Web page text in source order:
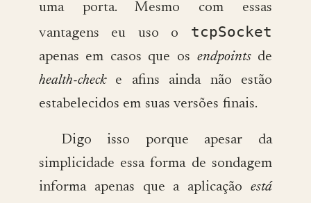
uma porta. Mesmo com essas
vantagens eu uso o tcpSocket
apenas em casos que os endpointsde
health-checke afins ainda não estão
estabelecidos em suas versões finais.
Digo isso porque apesar da
simplicidade essa forma de sondagem
informa apenas que a aplicação está